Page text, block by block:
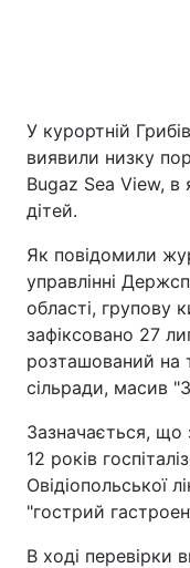
У курортній
виявили низку
Bugaz Sea View, в
дітей.
Як повідомили
управлінні
області, групову
зафіксовано 27
розташований на
сільради, масив
Зазначається, що
12 років
Овідіопольської
"гострий
В ході перевірки